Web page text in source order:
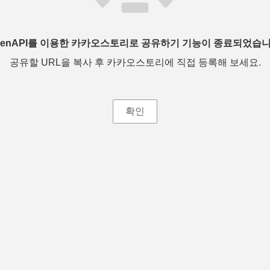
를 이용한 카카오스토리로 공유하기 기능이 종료되었습
공유할 URL을 복사 후 카카오스토리에 직접 등록해 보세요.
확인